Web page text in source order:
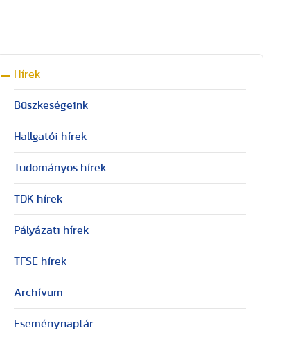
Hírek
Büszkeségeink
Hallgatói hírek
Tudományos hírek
TDK hírek
Pályázati hírek
TFSE hírek
Archívum
Eseménynaptár